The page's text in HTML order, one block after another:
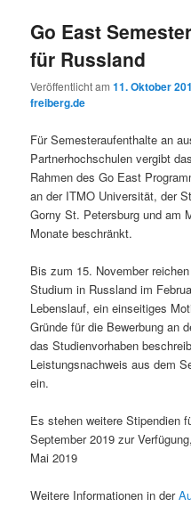
Go East
für Russland
Veröffentlicht am11. Oktober
freiberg.de
Für Semesteraufenthalte an
Partnerhochschulen vergibt
Rahmen des Go East
an der ITMO Universität, der
Gorny St. Petersburg und am
Monate beschränkt.
Bis zum 15. November
Studium in Russland im
Lebenslauf, ein einseitiges
Gründe für die Bewerbung an
das Studienvorhaben
Leistungsnachweis aus dem
ein.
Es stehen weitere Stipendien
September 2019 zur
Mai 2019
Weitere Informationen in der